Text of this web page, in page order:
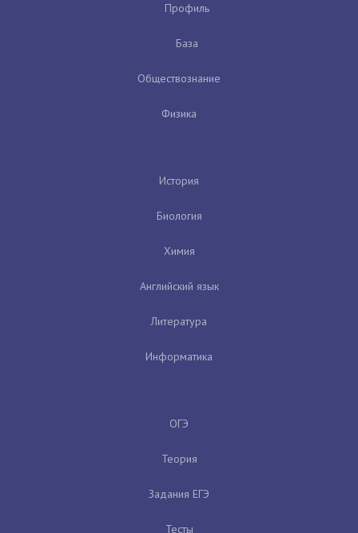
Профиль
База
Обществознание
Физика
История
Биология
Химия
Английский язык
Литература
Информатика
ОГЭ
Теория
Задания ЕГЭ
Тесты